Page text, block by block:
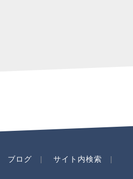
ブログ サイト内検索